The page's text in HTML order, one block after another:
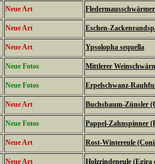
Neue Art
Neue Art Eschen-
Neue Art Ypsolopha sequella
Neue Fotos Mittlerer
Neue Fotos Erpelschwanz-
Neue Art Buchsbaum-Zünsler
Neue Fotos Pappel-Zahnspinner
Neue Art Rost-Wintereule
Neue Art Holzrindeneule (Egira